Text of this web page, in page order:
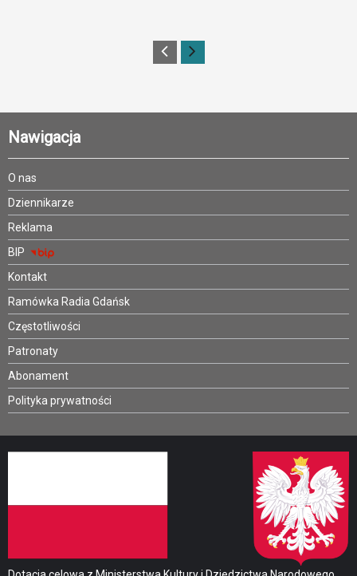
Nawigacja
O nas
Dziennikarze
Reklama
BIP
Kontakt
Ramówka Radia Gdańsk
Częstotliwości
Patronaty
Abonament
Polityka prywatności